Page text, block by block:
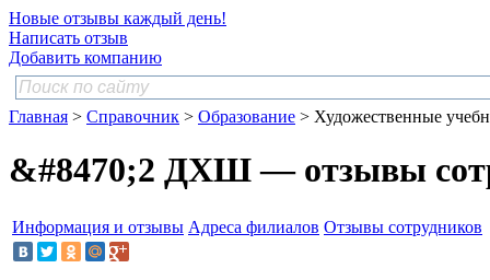
Новые отзывы каждый день!
Написать отзыв
Добавить компанию
Главная > Справочник > Образование > Художественные
&#8470;2 ДХШ — отзывы
Информация и отзывы Адреса филиалов Отзывы сотрудников